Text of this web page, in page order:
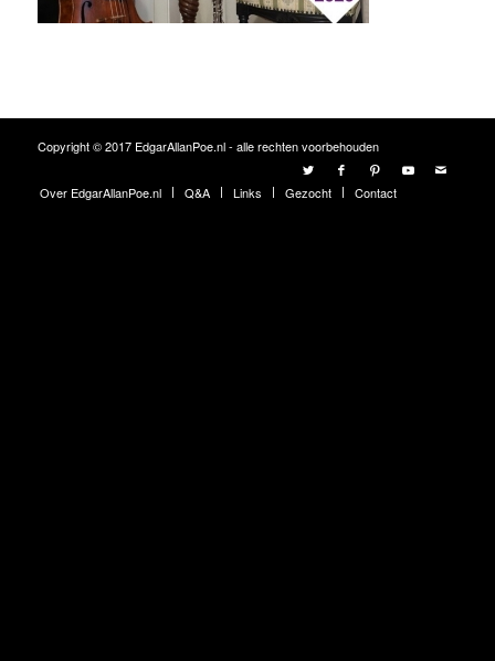
Copyright © 2017 EdgarAllanPoe.nl - alle rechten voorbehouden
Over EdgarAllanPoe.nl Q&A Links Gezocht Contact